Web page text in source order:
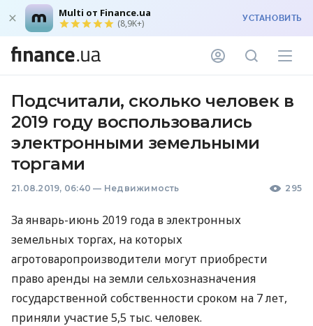
Multi от Finance.ua
(8,9K+) УСТАНОВИТЬ
Подсчитали, сколько человек в
2019 году воспользовались
электронными земельными
торгами
21.08.2019, 06:40 — Недвижимость 295
За январь-июнь 2019 года в электронных
земельных торгах, на которых
агротоваропроизводители могут приобрести
право аренды на земли сельхозназначения
государственной собственности сроком на 7 лет,
приняли участие 5,5 тыс. человек.